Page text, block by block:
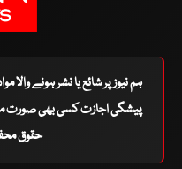
ہم نیوز پر شائع یا نشر ہونے والا
پیشگی اجازت کسی بھی صورت
حقوق